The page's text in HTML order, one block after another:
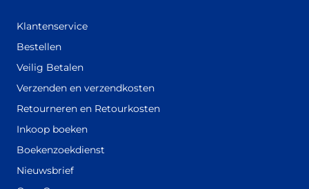
Klantenservice
Bestellen
Veilig Betalen
Verzenden en verzendkosten
Retourneren en Retourkosten
Inkoop boeken
Boekenzoekdienst
Nieuwsbrief